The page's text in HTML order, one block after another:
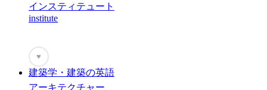
インスティテュート
institute
♥
建築学・建築の英語
アーキテクチャー